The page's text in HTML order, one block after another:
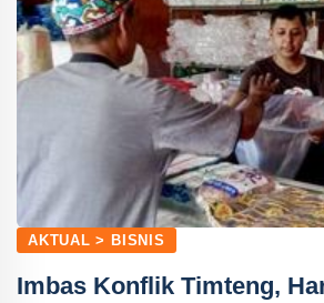
AKTUAL > BISNIS
Imbas Konflik Timteng,